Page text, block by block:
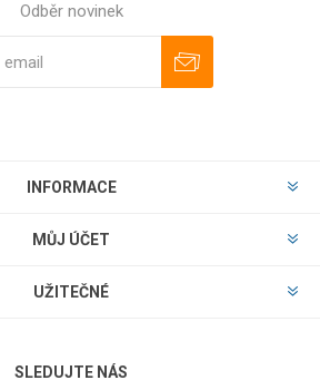
Odběr novinek
INFORMACE
MŮJ ÚČET
UŽITEČNÉ
SLEDUJTE NÁS